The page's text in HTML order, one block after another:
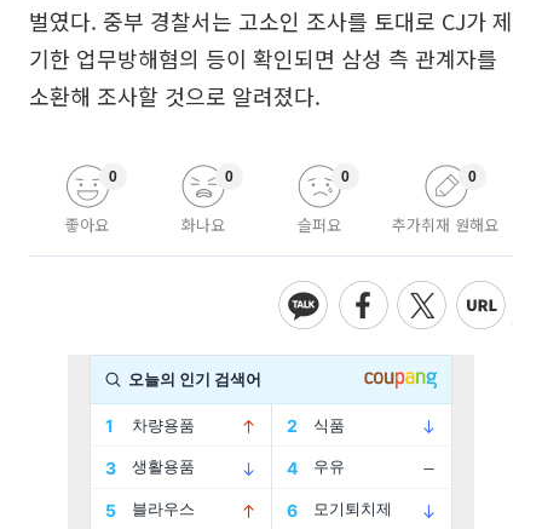
벌였다. 중부 경찰서는 고소인 조사를 토대로 CJ가 제
기한 업무방해혐의 등이 확인되면 삼성 측 관계자를
소환해 조사할 것으로 알려졌다.
좋아요
0
화나요
0
슬퍼요
0
추가취재 원해요
0